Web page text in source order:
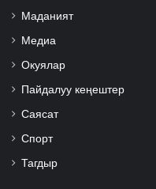
Маданият
Медиа
Окуялар
Пайдалуу кеңештер
Саясат
Спорт
Тагдыр